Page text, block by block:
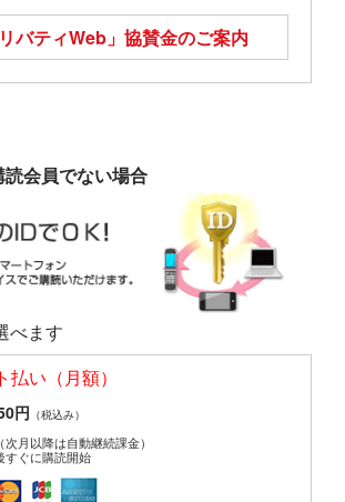
バティWeb」 協賛金のご案内
読会員でない場合
べます
払い（月額）
円 （税込み）
月以降は自動継続課金）
すぐに購読開始